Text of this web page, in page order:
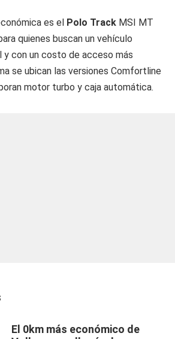
es el Polo Track MSI MT
quienes buscan un vehículo
con un costo de acceso más
se ubican las versiones Comfortline
motor turbo y caja automática.
El 0km más económico de